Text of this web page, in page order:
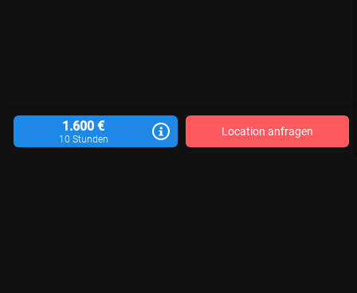
1.600 €
10 Stunden
Location anfragen